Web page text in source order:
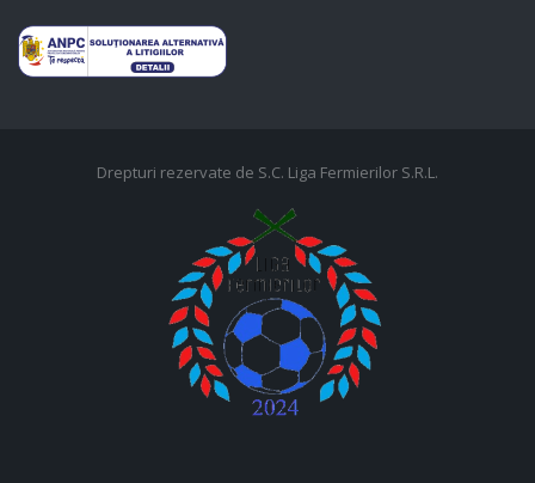
Drepturi rezervate de S.C. Liga Fermierilor S.R.L.